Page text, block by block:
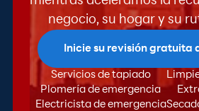
negocio, su hogar y su
Inicie su revisión gratuita
Servicios de tapiado
Plomería de emergencia
Electricista de emergencia